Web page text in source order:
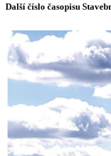
Další číslo časopisu